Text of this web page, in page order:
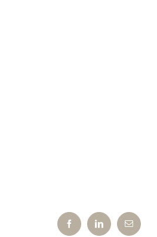
FacebookLinkedInEmail